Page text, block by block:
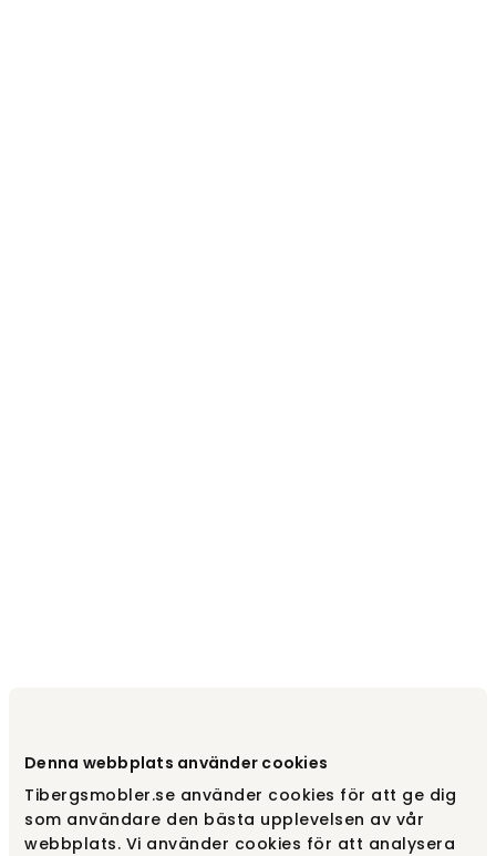
Denna webbplats använder cookies
Tibergsmobler.se använder cookies för att ge dig
som användare den bästa upplevelsen av vår
webbplats. Vi använder cookies för att analysera
Torkelson